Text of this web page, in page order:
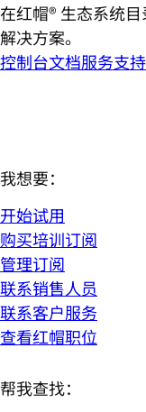
在红帽® 生态系统
解决方案。
控制台文档服务支持
我想要：
开始试用
购买培训订阅
管理订阅
联系销售人员
联系客户服务
查看红帽职位
帮我查找：